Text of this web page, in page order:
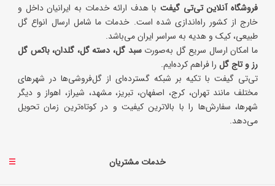
فروشگاه آنلاین تی‌تی گیفتبا هدف ارائه خدمات به ایرانیان داخل و
خارج از کشور راه‌اندازی شده است. خدمات ما شامل ارسال انواع گل
طبیعی، کیک و هدیه به سراسر ایران می‌باشد.
ما امکان ارسال سریع گل به‌صورتسبد گل، دسته گل، گلدان، باکس گل
رز و تاج گل را فراهم کرده‌ایم.
تی‌تی گیفت با تکیه بر شبکه گسترده‌ای از گل‌فروشی‌ها در شهرهای
مختلف مانند تهران، کرج، اصفهان، تبریز، مشهد، شیراز، اهواز و دیگر
شهرها، سفارش‌ها را با بالاترین کیفیت و در کوتاه‌ترین زمان تحویل
می‌دهد.
خدمات مشتریان